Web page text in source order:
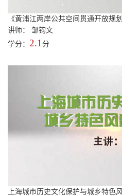
《黄浦江两岸公共空间贯通开放规
讲师： 邹钧文
学分： 2.1分
上海城市历史文化保护与城乡特色